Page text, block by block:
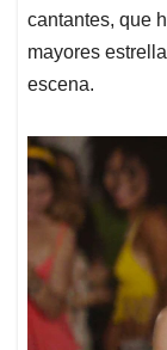
cantantes, que
mayores
escena.